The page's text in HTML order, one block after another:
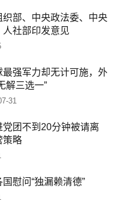
织部、中央政法委、中央
社部印发意见
最强军力却无计可施，外
解三选一”
31
团不到20分钟被请离
策略
慰问“独漏赖清德”